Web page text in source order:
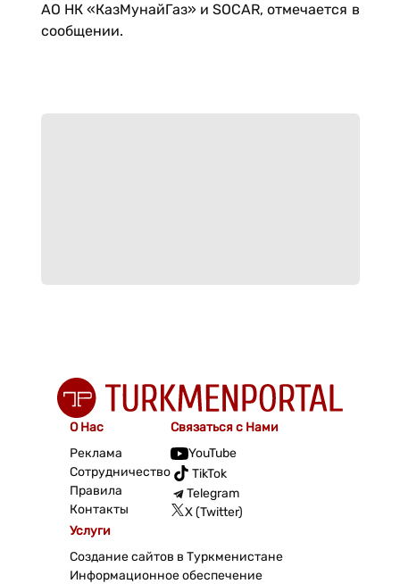
АО НК «КазМунайГаз» и SOCAR, отмечается в
сообщении.
О Нас
Реклама
Сотрудничество
Правила
Контакты
Связаться с Нами
YouTube
TikTok
Telegram
X (Twitter)
Услуги
Создание сайтов в Туркменистане
Информационное обеспечение